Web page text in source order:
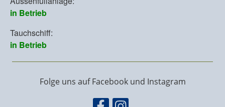
Folge uns auf Facebook und Instagram